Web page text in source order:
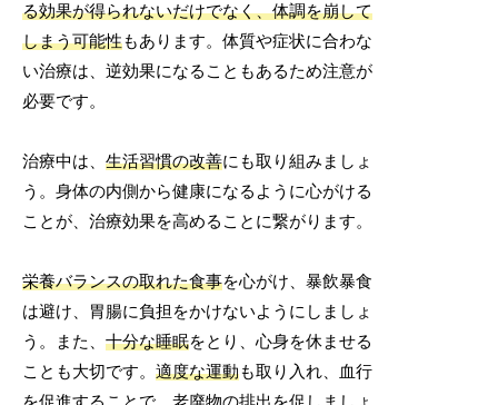
る効果が得られないだけでなく、体調を崩して
しまう可能性もあります。体質や症状に合わな
い治療は、逆効果になることもあるため注意が
必要です。
治療中は、生活習慣の改善にも取り組みましょ
う。身体の内側から健康になるように心がける
ことが、治療効果を高めることに繋がります。
栄養バランスの取れた食事を心がけ、暴飲暴食
は避け、胃腸に負担をかけないようにしましょ
う。また、十分な睡眠をとり、心身を休ませる
ことも大切です。適度な運動も取り入れ、血行
を促進することで、老廃物の排出を促しましょ